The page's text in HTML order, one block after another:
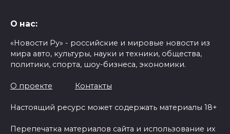
О нас:
«Новости Ру» - российские и мировые новости из
мира авто, культуры, науки и техники, общества,
политики, спорта, шоу-бизнеса, экономики.
О проекте Контакты
Настоящий ресурс может содержать материалы 18+
Перепечатка материалов сайта и использование их